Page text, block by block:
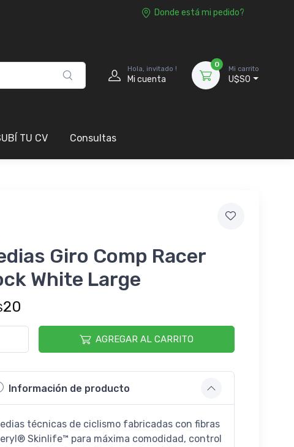
Donde está mi pedido?
Hola, invitado !
Mi cuenta
0
Mi carrito
U$S0
TU CV Consultas
Giro Comp Racer
White Large
20
AGREGAR AL CARRITO
Información de producto
técnicas de ciclismo fabricadas con fibras
Skinlife™ para máxima comodidad, control